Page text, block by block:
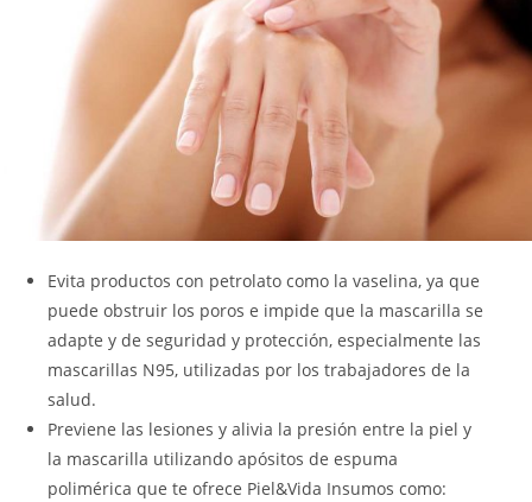
Evita productos con petrolato como la vaselina, ya que
puede obstruir los poros e impide que la mascarilla se
adapte y de seguridad y protección, especialmente las
mascarillas N95, utilizadas por los trabajadores de la
salud.
Previene las lesiones y alivia la presión entre la piel y
la mascarilla utilizando apósitos de espuma
polimérica que te ofrece Piel&Vida Insumos como: